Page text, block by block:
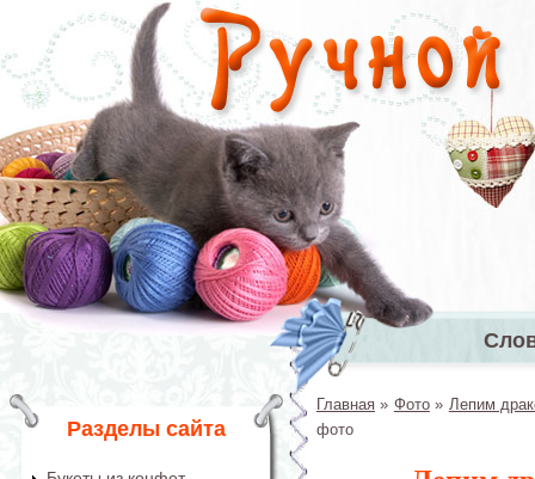
Перейти к основному содержанию
Главное
Разделы сайта Вы здесь
Главная » Фото » Лепим
фото